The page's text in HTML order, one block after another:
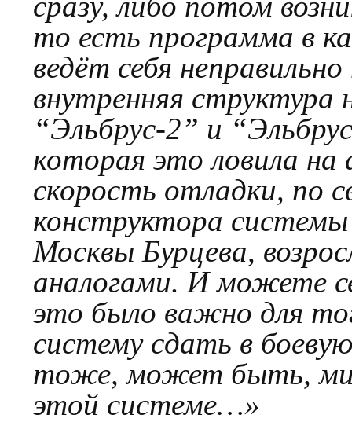
то есть программа в
ведёт себя
внутренняя
“Эльбрус-2” и
которая это ловила
скорость отладки, по
конструктора
Москвы Бурцева,
аналогами. И можете
это было важно для
систему сдать в
тоже, может быть,
этой системе…»